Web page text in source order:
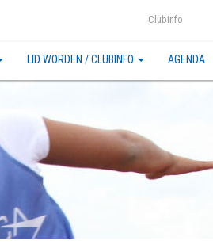
Clubinfo
LID WORDEN / CLUBINFO AGENDA